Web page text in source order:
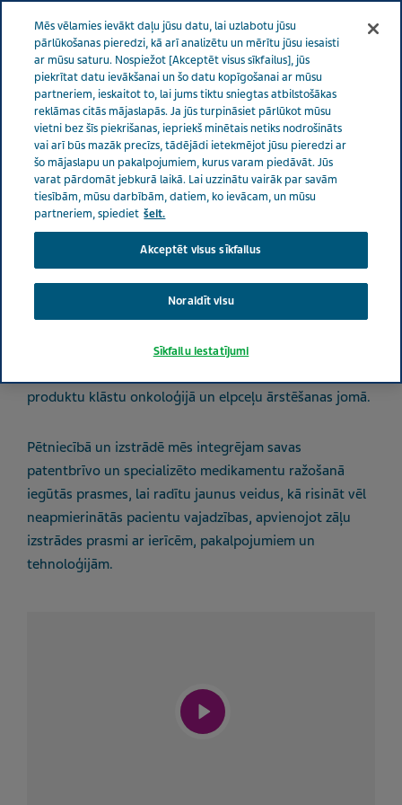
Latvia Produkti Inovatīvie medikamenti
Inovatīvie medikamenti
Inovatīva pieeja pacientu vajadzību
apmierināšanai
Uzņēmums Teva nodrošina inovatīvus centrālās nervu
neiroloģisko un neirodeģeneratīvo slimību, migrēnas un
produktu klāstu onkoloģijā un elpceļu ārstēšanas jomā.
Pētniecībā un izstrādē mēs integrējam savas
patentbrīvo un specializēto medikamentu ražošanā
iegūtās prasmes, lai radītu jaunus veidus, kā risināt vēl
neapmierinātās pacientu vajadzības, apvienojot zāļu
izstrādes prasmi ar ierīcēm, pakalpojumiem un
tehnoloģijām.
Mēs vēlamies ievākt daļu jūsu datu, lai uzlabotu jūsu
pārlūkošanas pieredzi, kā arī analizētu un mērītu jūsu iesaisti
ar mūsu saturu. Nospiežot [Akceptēt visus sīkfailus], jūs
piekrītat datu ievākšanai un šo datu kopīgošanai ar mūsu
partneriem, ieskaitot to, lai jums tiktu sniegtas atbilstošākas
reklāmas citās mājaslapās. Ja jūs turpināsiet pārlūkot mūsu
vietni bez šīs piekrišanas, iepriekš minētais netiks nodrošināts
vai arī būs mazāk precīzs, tādējādi ietekmējot jūsu pieredzi ar
šo mājaslapu un pakalpojumiem, kurus varam piedāvāt. Jūs
varat pārdomāt jebkurā laikā. Lai uzzinātu vairāk par savām
tiesībām, mūsu darbībām, datiem, ko ievācam, un mūsu
partneriem, spiediet šeit.
Akceptēt visus sīkfailus
Noraidīt visu
Sīkfailu iestatījumi